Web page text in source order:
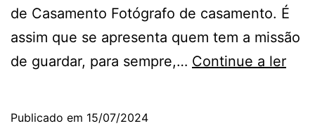
de Casamento Fotógrafo de casamento. É
assim que se apresenta quem tem a missão
de guardar, para sempre,… Continue a lerO
Publicado em 15/07/2024